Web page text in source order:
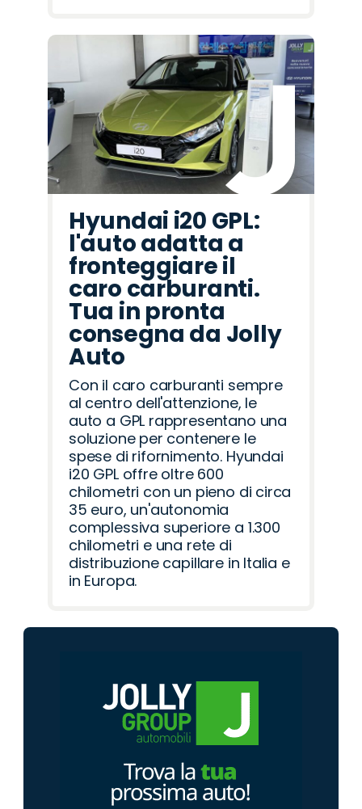
Hyundai i20 GPL:
l'auto adatta a
fronteggiare il
caro carburanti.
Tua in pronta
consegna da Jolly
Auto
Con il caro carburanti sempre
al centro dell'attenzione, le
auto a GPL rappresentano una
soluzione per contenere le
spese di rifornimento. Hyundai
i20 GPL offre oltre 600
chilometri con un pieno di circa
35 euro, un'autonomia
complessiva superiore a 1.300
chilometri e una rete di
distribuzione capillare in Italia e
in Europa.